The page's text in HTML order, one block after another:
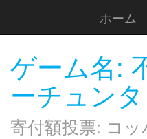
ホーム
ゲーム名:
ーチュン
寄付額投票: コ